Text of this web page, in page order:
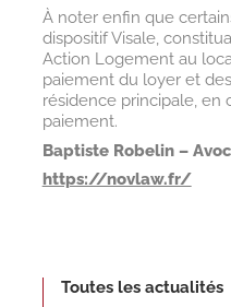
À noter enfin que
dispositif Visale,
Action Logement au
paiement du loyer et
résidence principale, en
paiement.
Baptiste Robelin –
https://novlaw.fr/
Toutes les actualités